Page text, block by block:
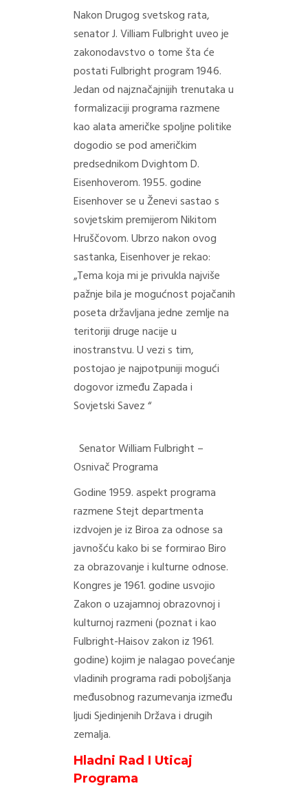
Nakon Drugog svetskog rata,
senator J. Villiam Fulbright uveo je
zakonodavstvo o tome šta će
postati Fulbright program 1946.
Jedan od najznačajnijih trenutaka u
formalizaciji programa razmene
kao alata američke spoljne politike
dogodio se pod američkim
predsednikom Dvightom D.
Eisenhoverom. 1955. godine
Eisenhover se u Ženevi sastao s
sovjetskim premijerom Nikitom
Hruščovom. Ubrzo nakon ovog
sastanka, Eisenhover je rekao:
„Tema koja mi je privukla najviše
pažnje bila je mogućnost pojačanih
poseta državljana jedne zemlje na
teritoriji druge nacije u
inostranstvu. U vezi s tim,
postojao je najpotpuniji mogući
dogovor između Zapada i
Sovjetski Savez “
Senator William Fulbright –
Osnivač Programa
Godine 1959. aspekt programa
razmene Stejt departmenta
izdvojen je iz Biroa za odnose sa
javnošću kako bi se formirao Biro
za obrazovanje i kulturne odnose.
Kongres je 1961. godine usvojio
Zakon o uzajamnoj obrazovnoj i
kulturnoj razmeni (poznat i kao
Fulbright-Haisov zakon iz 1961.
godine) kojim je nalagao povećanje
vladinih programa radi poboljšanja
međusobnog razumevanja između
ljudi Sjedinjenih Država i drugih
zemalja.
Hladni Rad I Uticaj
Programa